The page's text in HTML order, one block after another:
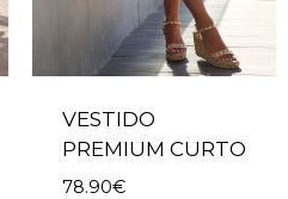
VESTIDO
PREMIUM CURTO
78.90€